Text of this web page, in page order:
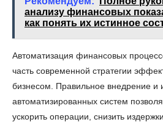
анализу финансовых
как понять их истинное
Автоматизация финансовых
часть современной стратегии
бизнесом. Правильное внедрение и
автоматизированных систем
ускорить операции, снизить